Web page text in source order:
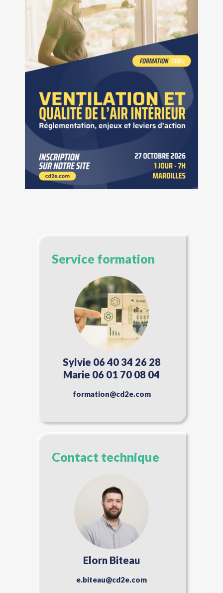
Service formation
Sylvie 06 40 34 26 28
Marie 06 01 70 08 04
formation@cd2e.com
Contact technique
Elorn Biteau
e.biteau@cd2e.com